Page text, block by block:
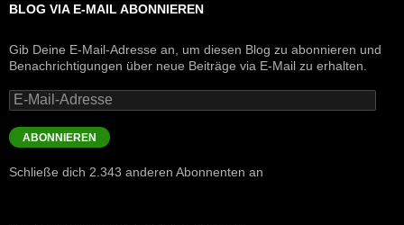
BLOG VIA E-MAIL ABONNIEREN
Gib Deine E-Mail-Adresse an, um diesen Blog zu abonnieren und
Benachrichtigungen über neue Beiträge via E-Mail zu erhalten.
E-
Mail-
Adresse
ABONNIEREN
Schließe dich 2.343 anderen Abonnenten an